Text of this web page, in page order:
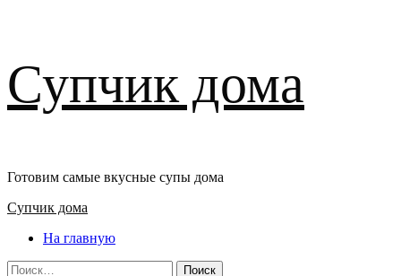
к
содержимому
Супчик дома
Готовим самые вкусные супы дома
Основное
Супчик дома
На главную
Найти: